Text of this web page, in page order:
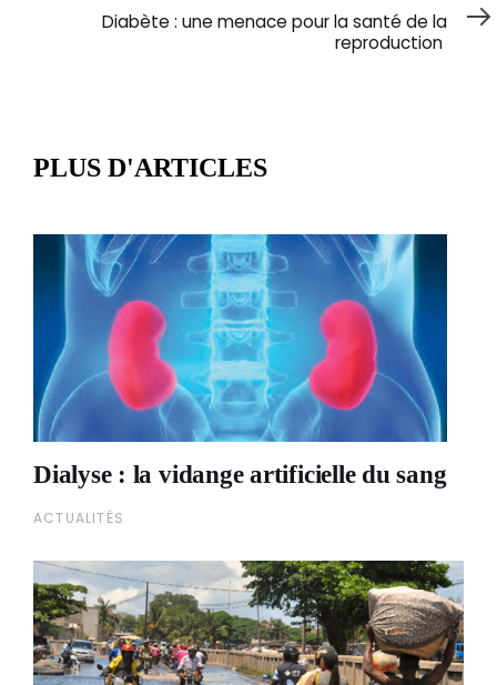
Diabète : une menace pour la santé de la
reproduction
PLUS D'ARTICLES
Dialyse : la vidange artificielle du sang
ACTUALITÉS